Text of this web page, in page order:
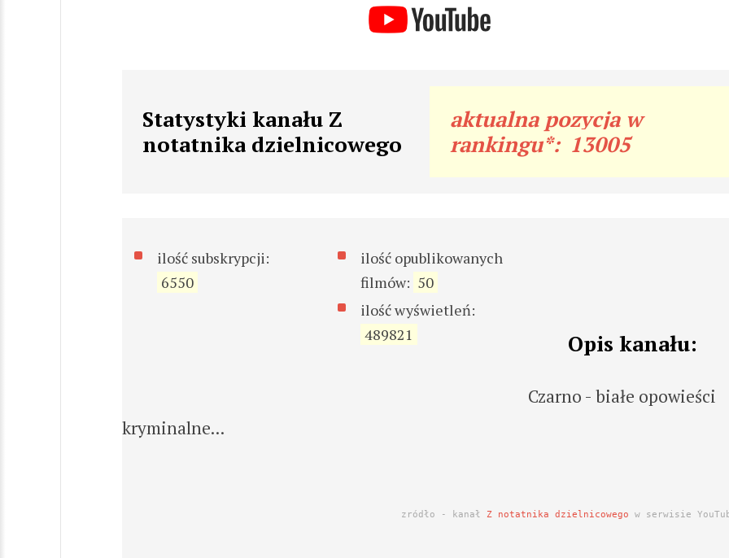
Statystyki kanału Z
notatnika dzielnicowego
aktualna pozycja w
rankingu*: 13005
ilość subskrypcji:
6550
ilość opublikowanych
filmów: 50
ilość wyświetleń:
489821
Opis kanału:
Czarno - białe opowieści
kryminalne...
zródło - kanałZ notatnika dzielnicowego w serwisie